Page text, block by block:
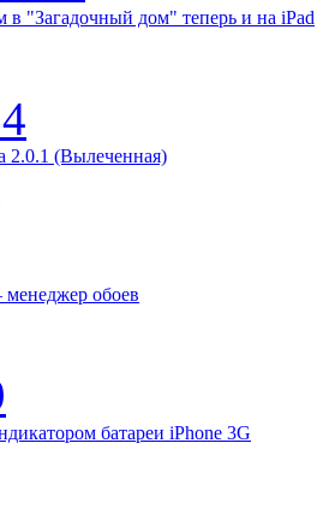
в "Загадочный дом" теперь и на iPad
2.0.1 (Вылеченная)
менеджер обоев
батареи iPhone 3G